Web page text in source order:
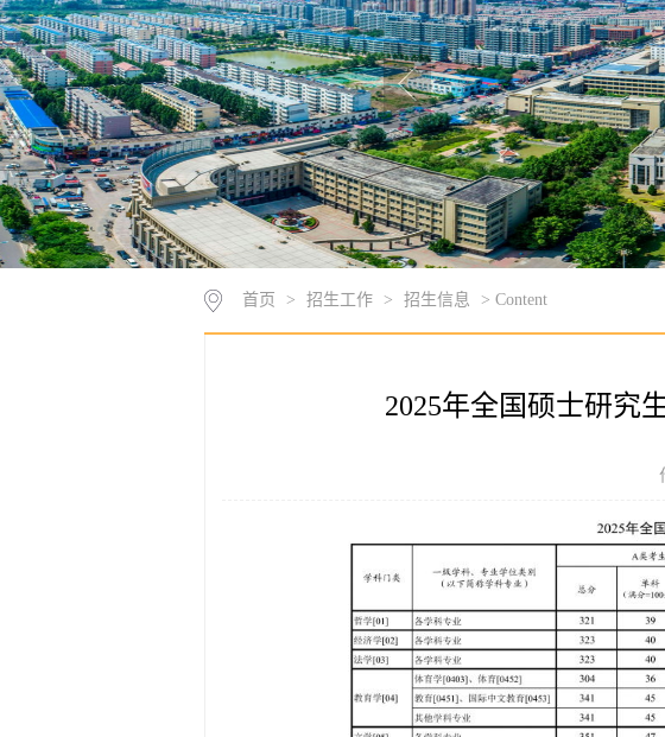
首页 > 招生工作 > 招生信息 > Content
2025年全国硕士研究